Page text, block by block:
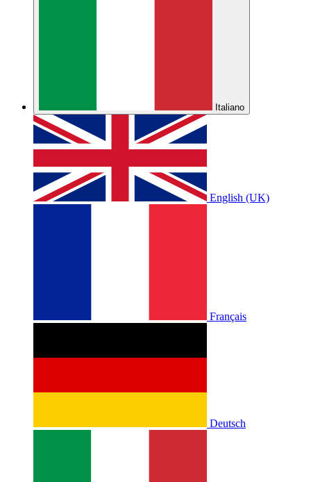
Italiano
English (UK)
Français
Deutsch